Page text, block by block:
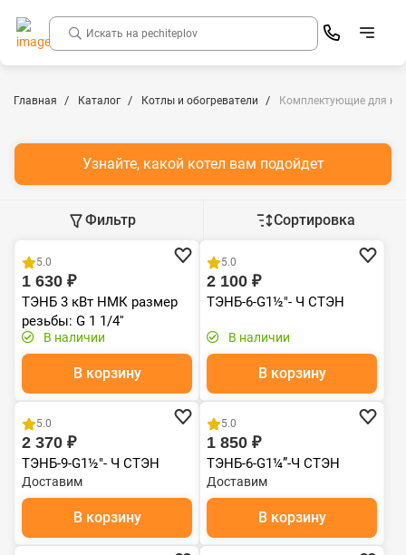
Главная Каталог Котлы и обогреватели Комплектующие для
Узнайте, какой котел вам подойдет
Фильтр Сортировка
Хит продаж
5.0
1 630 ₽
ТЭНБ 3 кВт НМК размер
резьбы: G 1 1/4''
В наличии
В корзину
5.0
2 100 ₽
ТЭНБ-6-G1½"- Ч СТЭН
В наличии
В корзину
5.0
2 370 ₽
ТЭНБ-9-G1½"- Ч СТЭН
Доставим
В корзину
5.0
1 850 ₽
ТЭНБ-6-G1¼”-Ч СТЭН
Доставим
В корзину